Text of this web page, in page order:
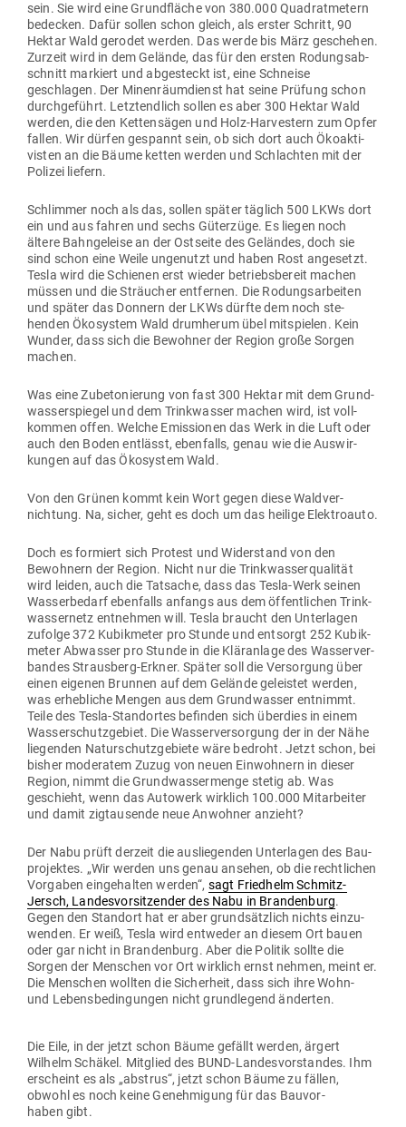
sein. Sie wird eine Grund­fläche von 380.000 Qua­drat­metern
bedecken. Dafür sollen schon gleich, als erster Schritt, 90
Hektar Wald gerodet werden. Das werde bis März geschehen.
Zurzeit wird in dem Gelände, das für den ersten Rodungs­ab­
schnitt mar­kiert und abge­steckt ist, eine Schneise
geschlagen. Der Minen­räum­dienst hat seine Prüfung schon
durch­ge­führt. Letzt­endlich sollen es aber 300 Hektar Wald
werden, die den Ket­ten­sägen und Holz-Har­ve­stern zum Opfer
fallen. Wir dürfen gespannt sein, ob sich dort auch Öko­ak­ti­
visten an die Bäume ketten werden und Schlachten mit der
Polizei liefern.
Schlimmer noch als das, sollen später täglich 500 LKWs dort
ein und aus fahren und sechs Güterzüge. Es liegen noch
ältere Bahn­ge­leise an der Ost­seite des Geländes, doch sie
sind schon eine Weile unge­nutzt und haben Rost ange­setzt.
Tesla wird die Schienen erst wieder betriebs­bereit machen
müssen und die Sträucher ent­fernen. Die Rodungs­ar­beiten
und später das Donnern der LKWs dürfte dem noch ste­
henden Öko­system Wald drum­herum übel mit­spielen. Kein
Wunder, dass sich die Bewohner der Region große Sorgen
machen.
Was eine Zube­to­nierung von fast 300 Hektar mit dem Grund­
was­ser­spiegel und dem Trink­wasser machen wird, ist voll­
kommen offen. Welche Emis­sionen das Werk in die Luft oder
auch den Boden ent­lässt, eben­falls, genau wie die Aus­wir­
kungen auf das Öko­system Wald.
Von den Grünen kommt kein Wort gegen diese Wald­ver­
nichtung. Na, sicher, geht es doch um das heilige Elektroauto.
Doch es for­miert sich Protest und Wider­stand von den
Bewohnern der Region. Nicht nur die Trink­was­ser­qua­lität
wird leiden, auch die Tat­sache, dass das Tesla-Werk seinen
Was­ser­bedarf eben­falls anfangs aus dem öffent­lichen Trink­
was­sernetz ent­nehmen will. Tesla braucht den Unter­lagen
zufolge 372 Kubik­meter pro Stunde und ent­sorgt 252 Kubik­
meter Abwasser pro Stunde in die Klär­anlage des Was­ser­ver­
bandes Strausberg-Erkner. Später soll die Ver­sorgung über
einen eigenen Brunnen auf dem Gelände geleistet werden,
was erheb­liche Mengen aus dem Grund­wasser ent­nimmt.
Teile des Tesla-Stand­ortes befinden sich überdies in einem
Was­ser­schutz­gebiet. Die Was­ser­ver­sorgung der in der Nähe
lie­genden Natur­schutz­ge­biete wäre bedroht. Jetzt schon, bei
bisher mode­ratem Zuzug von neuen Ein­wohnern in dieser
Region, nimmt die Grund­was­ser­menge stetig ab. Was
geschieht, wenn das Autowerk wirklich 100.000 Mit­ar­beiter
und damit zig­tau­sende neue Anwohner anzieht?
Der Nabu prüft derzeit die aus­lie­genden Unter­lagen des Bau­
pro­jektes. „Wir werden uns genau ansehen, ob die recht­lichen
Vor­gaben ein­ge­halten werden“, sagt Friedhelm Schmitz-
Jersch, Lan­des­vor­sit­zender des Nabu in Bran­denburg.
Gegen den Standort hat er aber grund­sätzlich nichts ein­zu­
wenden. Er weiß, Tesla wird ent­weder an diesem Ort bauen
oder gar nicht in Bran­denburg. Aber die Politik sollte die
Sorgen der Men­schen vor Ort wirklich ernst nehmen, meint er.
Die Men­schen wollten die Sicherheit, dass sich ihre Wohn-
und Lebens­be­din­gungen nicht grund­legend änderten.
Die Eile, in der jetzt schon Bäume gefällt werden, ärgert
Wilhelm Schäkel. Mit­glied des BUND-Lan­des­vor­standes. Ihm
erscheint es als „abstrus“, jetzt schon Bäume zu fällen,
obwohl es noch keine Geneh­migung für das Bau­vor­
haben gibt.